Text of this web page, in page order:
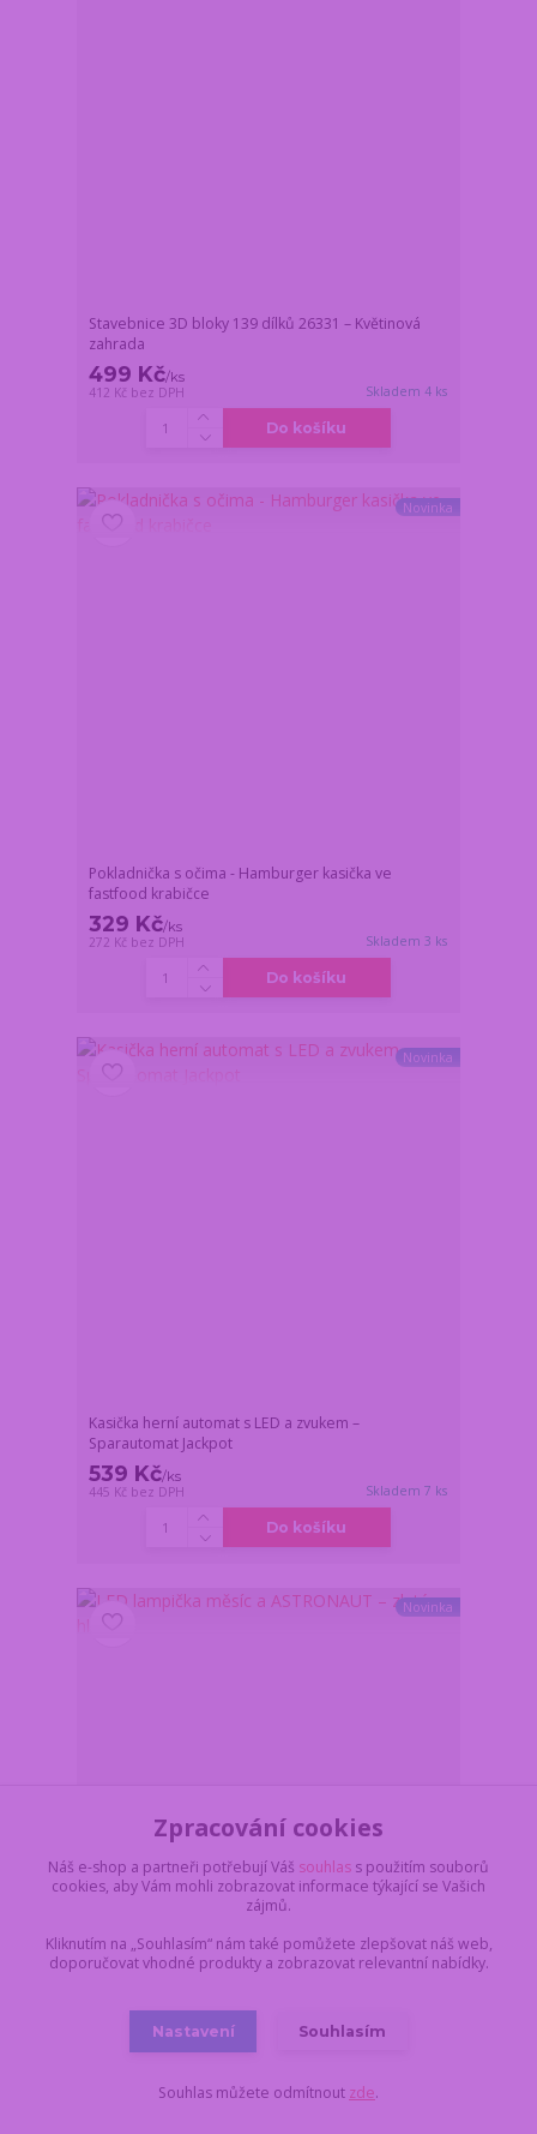
Stavebnice 3D bloky 139 dílků 26331 – Květinová
zahrada
499 Kč/ks
412 Kč bez DPH Skladem 4 ks
Do košíku
Novinka
Pokladnička s očima - Hamburger kasička ve
fastfood krabičce
329 Kč/ks
272 Kč bez DPH Skladem 3 ks
Do košíku
Novinka
Kasička herní automat s LED a zvukem –
Sparautomat Jackpot
539 Kč/ks
445 Kč bez DPH Skladem 7 ks
Do košíku
Novinka
LED lampička měsíc a ASTRONAUT – zlaté hledí
Zpracování cookies
Náš e-shop a partneři potřebují Váš souhlas s použitím souborů
cookies, aby Vám mohli zobrazovat informace týkající se Vašich
zájmů.
Kliknutím na „Souhlasím“ nám také pomůžete zlepšovat náš web,
doporučovat vhodné produkty a zobrazovat relevantní nabídky.
Nastavení Souhlasím
Souhlas můžete odmítnout zde.